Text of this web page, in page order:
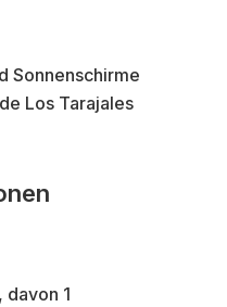
Sonnenschirme
Los Tarajales
davon 1